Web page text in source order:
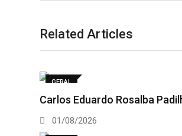
Related Articles
GERAL
Carlos Eduardo Rosalba
01/08/2026